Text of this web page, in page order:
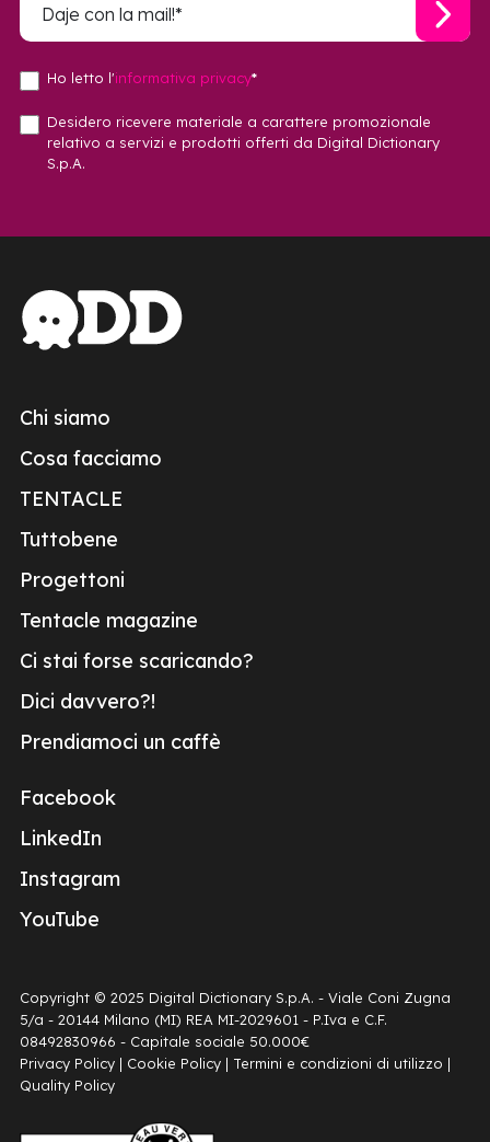
Ho letto l'informativa privacy*
Desidero ricevere materiale a carattere promozionale
relativo a servizi e prodotti offerti da Digital Dictionary
S.p.A.
Chi siamo
Cosa facciamo
TENTACLE
Tuttobene
Progettoni
Tentacle magazine
Ci stai forse scaricando?
Dici davvero?!
Prendiamoci un caffè
Facebook
LinkedIn
Instagram
YouTube
Copyright © 2025 Digital Dictionary S.p.A. - Viale Coni Zugna
5/a - 20144 Milano (MI) REA MI-2029601 - P.Iva e C.F.
08492830966 - Capitale sociale 50.000€
Privacy Policy | Cookie Policy | Termini e condizioni di utilizzo |
Quality Policy